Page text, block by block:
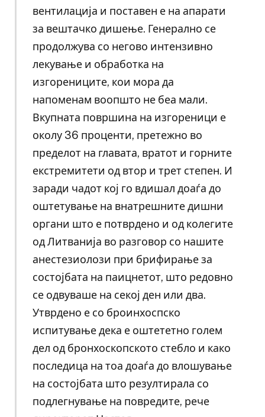
вентилација и поставен е на апарати
за вештачко дишење. Генерално се
продолжува со негово интензивно
лекување и обработка на
изгорениците, кои мора да
напоменам воопшто не беа мали.
Вкупната површина на изгореници е
околу 36 проценти, претежно во
пределот на главата, вратот и горните
екстремитети од втор и трет степен. И
заради чадот кој го вдишал доаѓа до
оштетување на внатрешните дишни
органи што е потврдено и од колегите
од Литванија во разговор со нашите
анестезиолози при брифирање за
состојбата на паицнетот, што редовно
се одвуваше на секој ден или два.
Утврдено е со броинхоспско
испитување дека е оштететно голем
дел од бронхоскопското стебло и како
последица на тоа доаѓа до влошување
на состојбата што резултирала со
подлегнување на повредите, рече